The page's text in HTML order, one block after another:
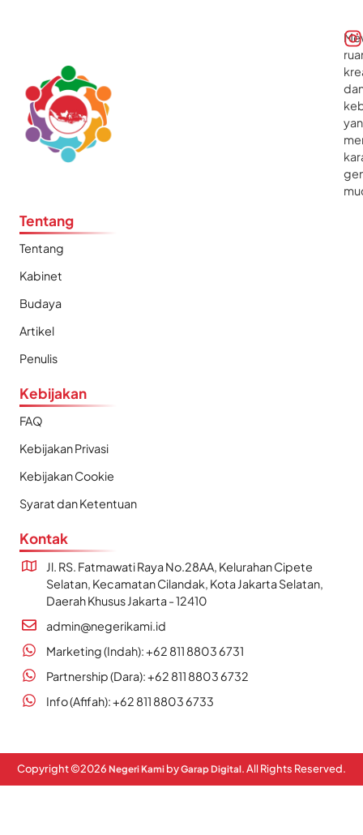
Tentang
Tentang
Kabinet
Budaya
Artikel
Penulis
Kebijakan
FAQ
Kebijakan Privasi
Kebijakan Cookie
Syarat dan Ketentuan
Kontak
Jl. RS. Fatmawati Raya No.28AA, Kelurahan Cipete
Selatan, Kecamatan Cilandak, Kota Jakarta Selatan,
Daerah Khusus Jakarta - 12410
admin@negerikami.id
Marketing (Indah): +62 811 8803 6731
Partnership (Dara): +62 811 8803 6732
Info (Afifah): +62 811 8803 6733
Copyright ©2026 Negeri Kami byGarap Digital. All Rights Reserved.